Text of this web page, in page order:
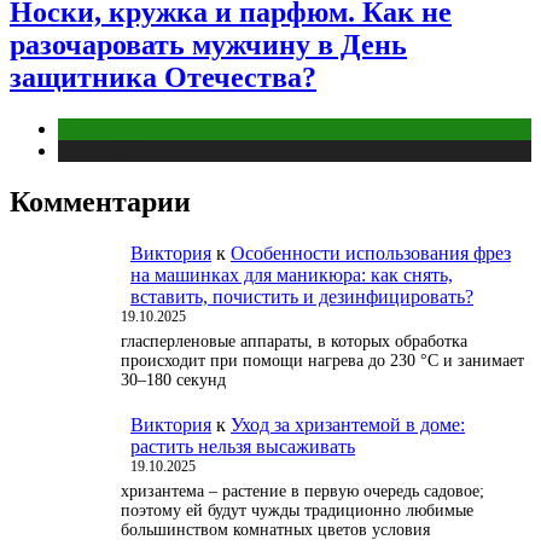
Носки, кружка и парфюм. Как не
разочаровать мужчину в День
защитника Отечества?
Комментарии
Виктория к Особенности использования фрез
на машинках для маникюра: как снять,
вставить, почистить и дезинфицировать?
19.10.2025
гласперленовые аппараты, в которых обработка
происходит при помощи нагрева до 230 °С и занимает
30–180 секунд
Виктория к Уход за хризантемой в доме:
растить нельзя высаживать
19.10.2025
хризантема – растение в первую очередь садовое;
поэтому ей будут чужды традиционно любимые
большинством комнатных цветов условия